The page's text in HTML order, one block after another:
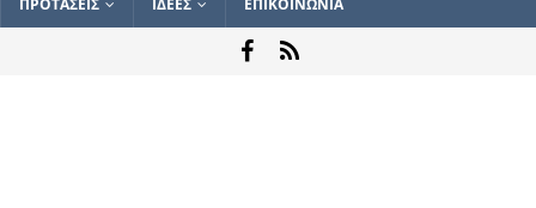
ΠΡΟΤΑΣΕΙΣ ΙΔΕΕΣ ΕΠΙΚΟΙΝΩΝΙΑ